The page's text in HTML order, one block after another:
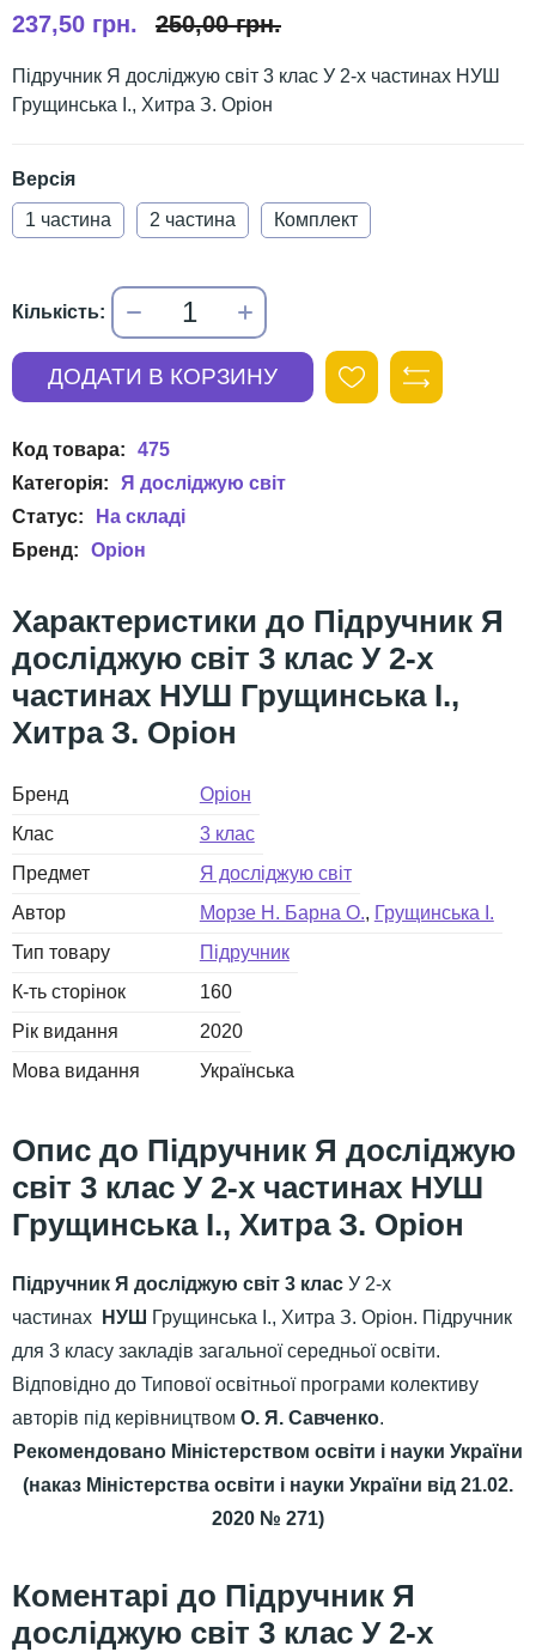
237,50 грн. 250,00 грн.
Підручник Я досліджую світ 3 клас У 2-х частинах НУШ
Грущинська І., Хитра З. Оріон
Версія
1 частина
2 частина Комплект
475
Я досліджую світ
Оріон
Підручник Я
досліджую світ 3 клас У 2-х
частинах НУШ Грущинська І.,
Хитра З. Оріон
Бренд
Оріон
Клас
3 клас
Предмет
Я досліджую світ
Автор
Морзе Н. Барна О.
Грущинська І.
Тип товару
Підручник
К-ть сторінок
160
Рік видання
2020
Мова видання
Українська
Підручник Я досліджую
світ 3 клас У 2-х частинах НУШ
Грущинська І., Хитра З. Оріон
Підручник Я досліджую світ 3 клас У 2-х
частинах
НУШ Грущинська І., Хитра З. Оріон. Підручник
для 3 класу закладів загальної середньої освіти.
Відповідно до Типової освітньої програми колективу
авторів під керівництвом О. Я. Савченко.
Рекомендовано Міністерством освіти і науки України
(наказ Міністерства освіти і науки України від 21.02.
2020 № 271)
Підручник Я
досліджую світ 3 клас У 2-х